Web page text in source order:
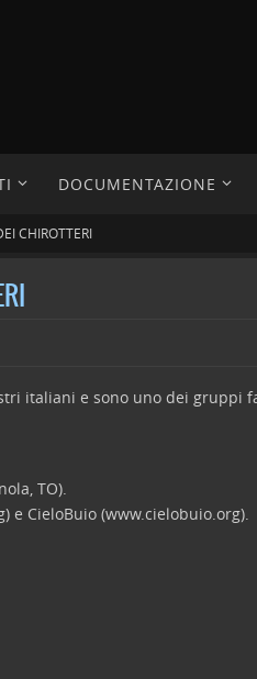
DOCUMENTAZIONE
CHIROTTERI
italiani e sono uno dei gruppi
TO).
e CieloBuio (www.cielobuio.org).